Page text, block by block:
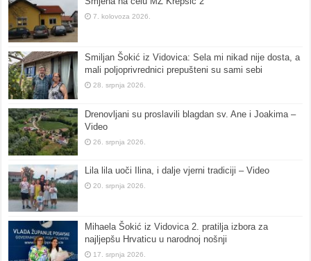
7. kolovoza 2026.
Smiljan Šokić iz Vidovica: Sela mi nikad nije dosta, a
mali poljoprivrednici prepušteni su sami sebi
28. srpnja 2026.
Drenovljani su proslavili blagdan sv. Ane i Joakima –
Video
26. srpnja 2026.
Lila lila uoči Ilina, i dalje vjerni tradiciji – Video
20. srpnja 2026.
Mihaela Šokić iz Vidovica 2. pratilja izbora za
najljepšu Hrvaticu u narodnoj nošnji
17. srpnja 2026.